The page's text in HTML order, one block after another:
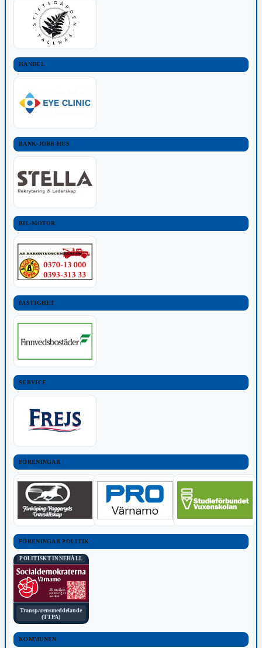
HANDEL
BANK-JOBB-HUS
BIL-MOTOR
FASTIGHET
SERVICE
FÖRENINGAR
FÖRENINGAR POLITIK
POLITISKT INNEHÅLL
Transparensmeddelande
(TTPA)
KOMMUNEN